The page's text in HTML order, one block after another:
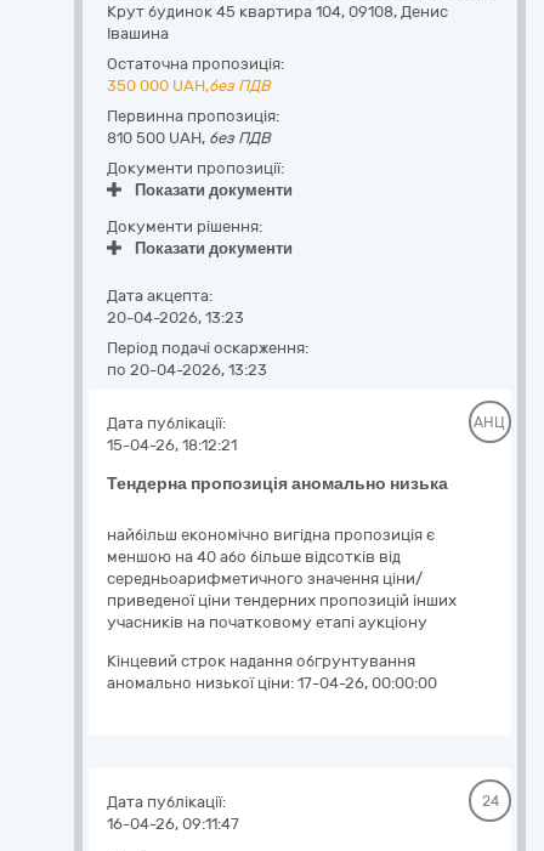
Крут будинок 45 квартира 104, 09108, Денис
Івашина
Остаточна пропозиція:
350 000 UAH,без ПДВ
Первинна пропозиція:
810 500 UAH, без ПДВ
Документи пропозиції:
Показати документи
Документи рішення:
Показати документи
Дата акцепта:
20-04-2026, 13:23
Період подачі оскарження:
по 20-04-2026, 13:23
Тендерна пропозиція аномально низька
Дата публікації:
15-04-26, 18:12:21
АНЦ
найбільш економічно вигідна пропозиція є
меншою на 40 або більше відсотків від
середньоарифметичного значення ціни/
приведеної ціни тендерних пропозицій інших
учасників на початковому етапі аукціону
Кінцевий строк надання обгрунтування
аномально низької ціни: 17-04-26, 00:00:00
Дата публікації:
16-04-26, 09:11:47
24